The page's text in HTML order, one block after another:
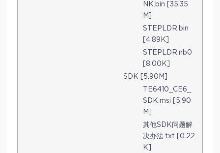
NK.bin [35.35
M]
STEPLDR.bin
[4.89K]
STEPLDR.nb0
[8.00K]
SDK [5.90M]
TE6410_CE6_
SDK.msi [5.90
M]
其他SDK问题解
决办法.txt [0.22
K]